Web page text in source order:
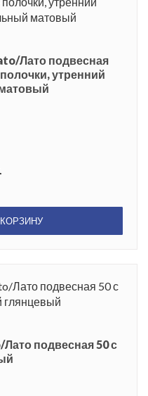
Лато подвесная
утренний
подвесная 50 с